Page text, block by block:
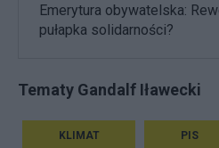
Emerytura obywatelska:
pułapka solidarności?
Tematy Gandalf Iławecki
KLIMAT PIS